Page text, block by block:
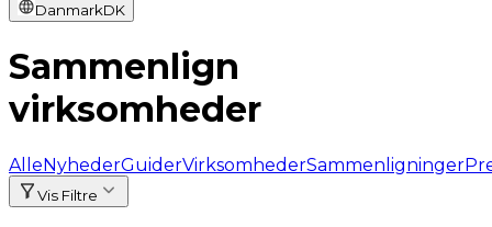
DanmarkDK
Sammenlign
virksomheder
AlleNyhederGuiderVirksomhederSammenligninger
Vis Filtre